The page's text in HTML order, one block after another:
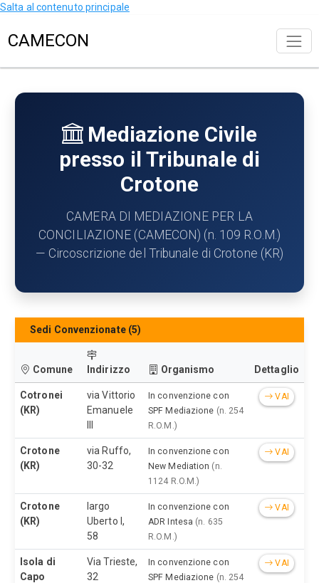
Salta al contenuto principale
CAMECON
Mediazione Civile
presso il Tribunale di
Crotone
CAMERA DI MEDIAZIONE PER LA
CONCILIAZIONE (CAMECON) (n. 109 R.O.M.)
— Circoscrizione del Tribunale di Crotone (KR)
Sedi Convenzionate (5)
Comune Indirizzo Organismo Dettaglio
Cotronei
(KR)
via Vittorio
Emanuele
In convenzione con
SPF Mediazione (n. 254
R.O.M.)
VAI
Crotone
(KR)
via Ruffo,
30-32
In convenzione con
New Mediation (n.
1124 R.O.M.)
VAI
Crotone
(KR)
largo
Uberto I,
58
In convenzione con
ADR Intesa (n. 635
R.O.M.)
VAI
Isola di
Capo
Via Trieste,
32
In convenzione con
SPF Mediazione (n. 254
VAI